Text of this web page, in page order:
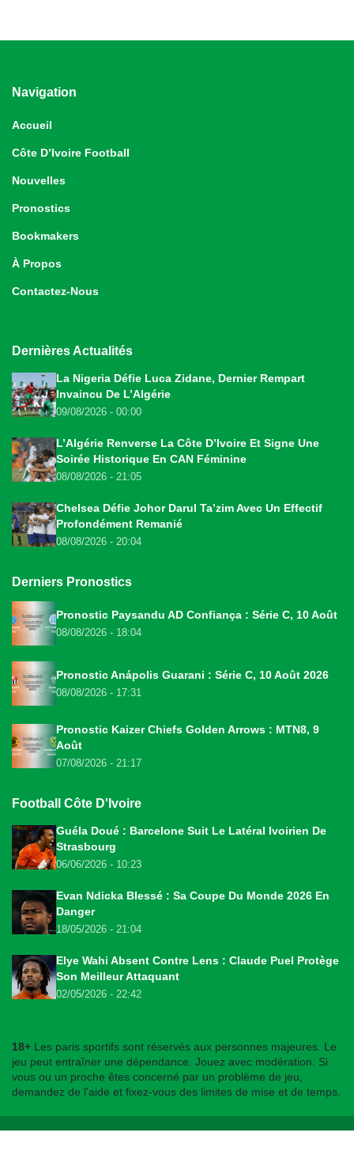
Navigation
Accueil
Côte D’Ivoire Football
Nouvelles
Pronostics
Bookmakers
À Propos
Contactez-Nous
Dernières Actualités
La Nigeria Défie Luca Zidane, Dernier Rempart
Invaincu De L’Algérie
09/08/2026 - 00:00
L’Algérie Renverse La Côte D’Ivoire Et Signe Une
Soirée Historique En CAN Féminine
08/08/2026 - 21:05
Chelsea Défie Johor Darul Ta’zim Avec Un Effectif
Profondément Remanié
08/08/2026 - 20:04
Derniers Pronostics
Pronostic Paysandu AD Confiança : Série C, 10 Août
08/08/2026 - 18:04
Pronostic Anápolis Guarani : Série C, 10 Août 2026
08/08/2026 - 17:31
Pronostic Kaizer Chiefs Golden Arrows : MTN8, 9
Août
07/08/2026 - 21:17
Football Côte D'Ivoire
Guéla Doué : Barcelone Suit Le Latéral Ivoirien De
Strasbourg
06/06/2026 - 10:23
Evan Ndicka Blessé : Sa Coupe Du Monde 2026 En
Danger
18/05/2026 - 21:04
Elye Wahi Absent Contre Lens : Claude Puel Protège
Son Meilleur Attaquant
02/05/2026 - 22:42
18+ Les paris sportifs sont réservés aux personnes majeures. Le
jeu peut entraîner une dépendance. Jouez avec modération. Si
vous ou un proche êtes concerné par un problème de jeu,
demandez de l'aide et fixez-vous des limites de mise et de temps.